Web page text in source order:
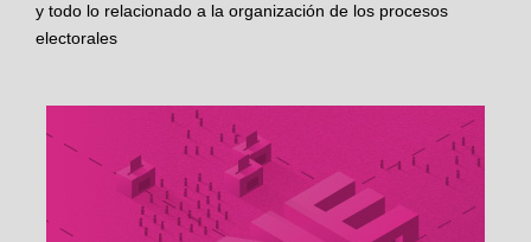
y todo lo relacionado a la organización de los procesos
electorales